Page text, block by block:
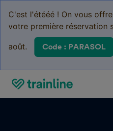
C'est l'étééé ! On vous
votre première réservation
août. Code : PARASOL